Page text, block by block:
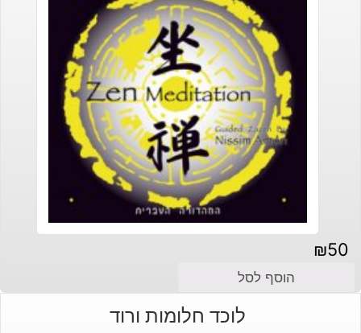
₪50
הוסף לסל
לוכד חלומות ורוד